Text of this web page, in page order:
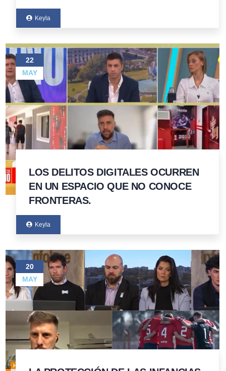
Keyla
22
MAY
LOS DELITOS DIGITALES OCURREN
EN UN ESPACIO QUE NO CONOCE
FRONTERAS.
Keyla
20
MAY